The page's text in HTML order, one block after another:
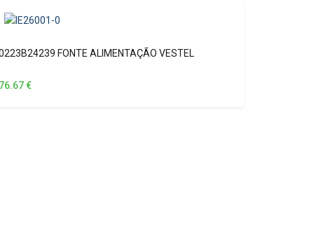
FONTE ALIMENTAÇÃO VESTEL
76.67€